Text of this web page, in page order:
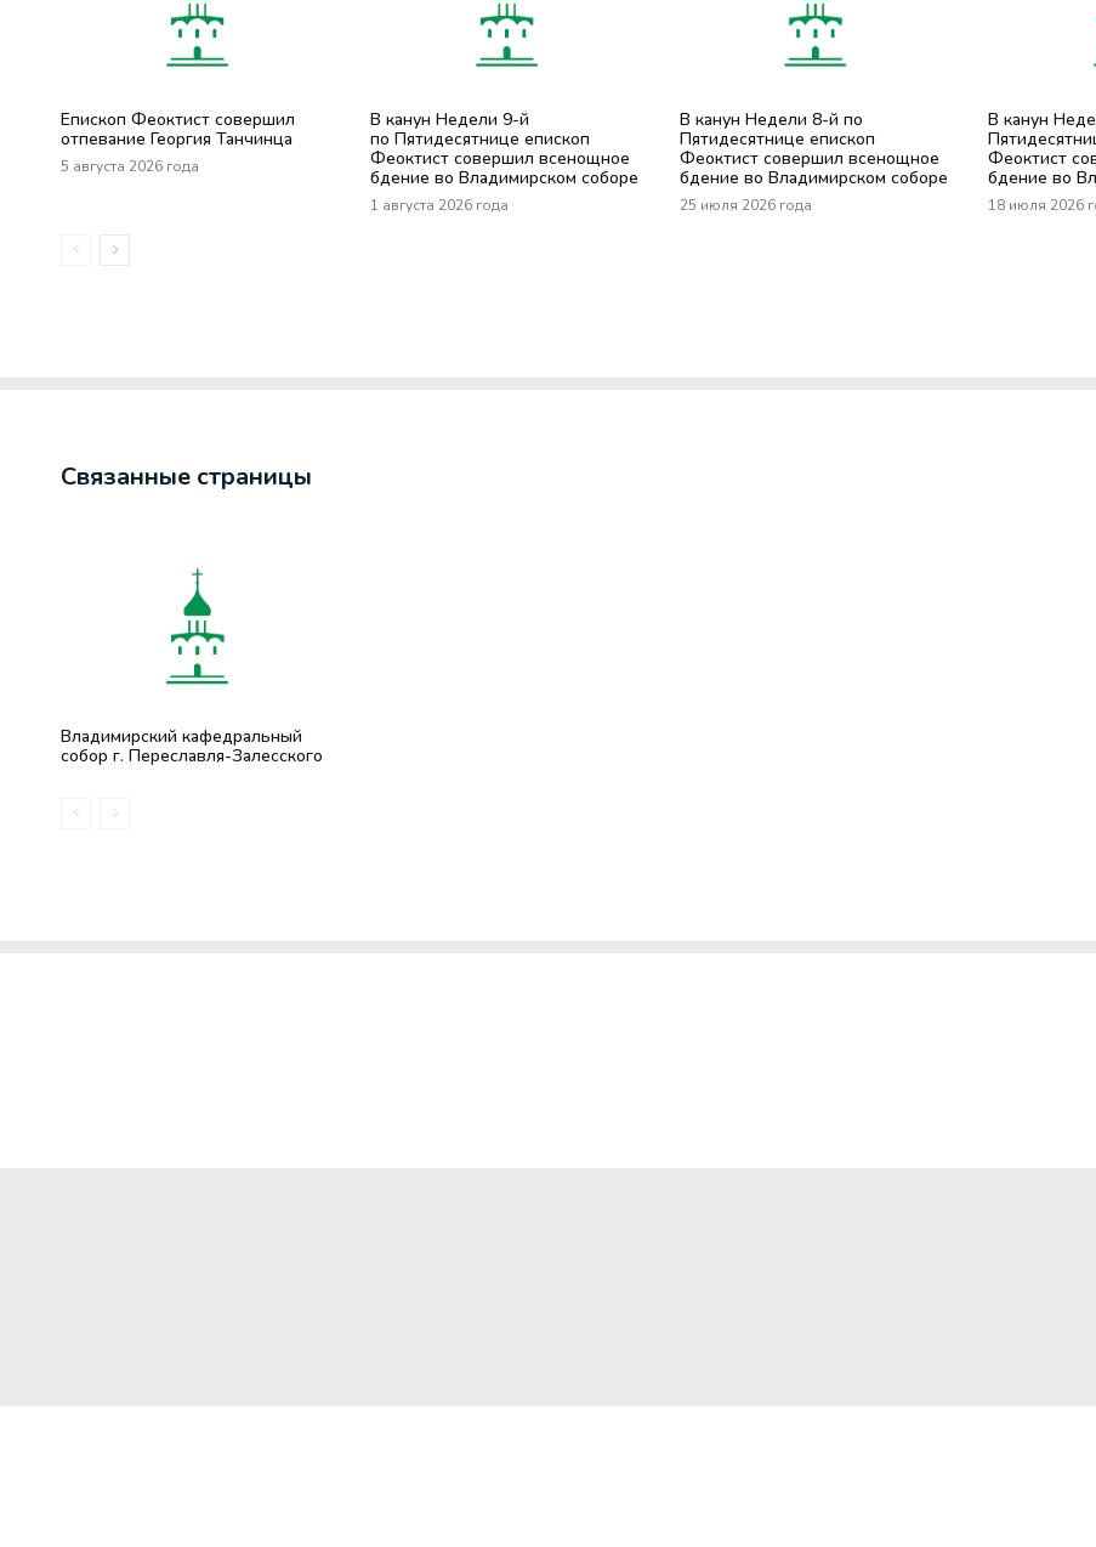
Епископ Феоктист совершил
отпевание Георгия Танчинца
5 августа 2026 года
В канун Недели 9-й
по Пятидесятнице епископ
Феоктист совершил всенощное
бдение во Владимирском соборе
1 августа 2026 года
В канун Недели 8-й по
Пятидесятнице епископ
Феоктист совершил всенощное
бдение во Владимирском соборе
25 июля 2026 года
В канун
Феоктист
бдение во
18 июля 2026
Связанные страницы
Владимирский кафедральный
собор г. Переславля-Залесского